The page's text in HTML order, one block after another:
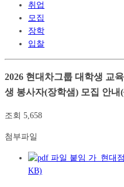
취업
모집
장학
입찰
2026 현대차그룹 대학생 교
생 봉사자(장학샘) 모집 안내
조회 5,658
첨부파일
붙임 가_현대
KB)